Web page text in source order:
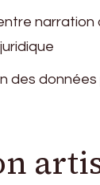
des données